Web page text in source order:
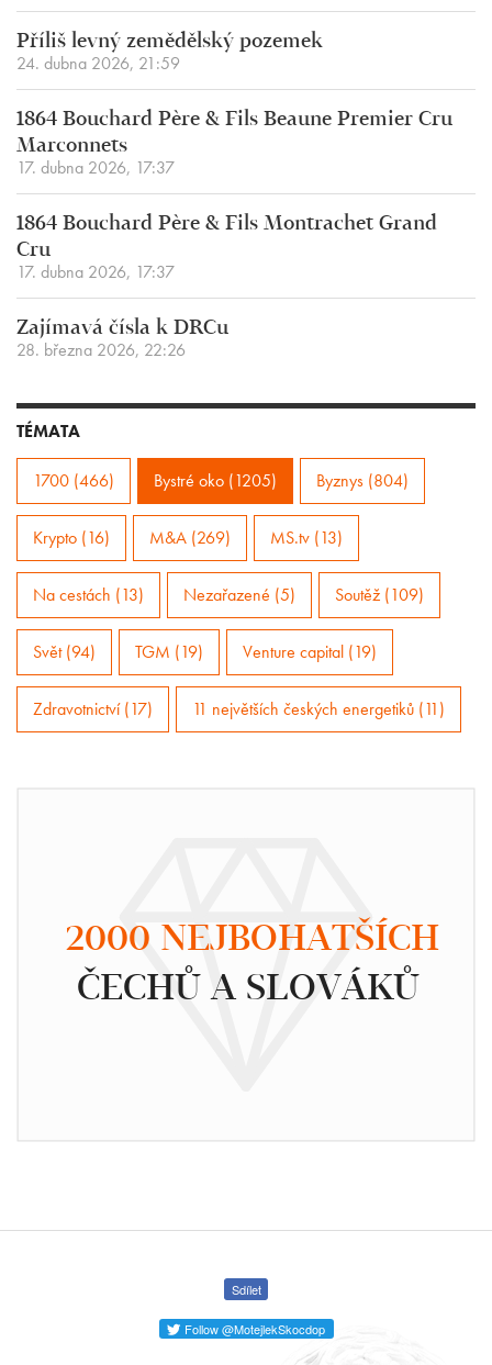
Příliš levný zemědělský pozemek
24. dubna 2026, 21:59
1864 Bouchard Père & Fils Beaune Premier Cru
Marconnets
17. dubna 2026, 17:37
1864 Bouchard Père & Fils Montrachet Grand
Cru
17. dubna 2026, 17:37
Zajímavá čísla k DRCu
28. března 2026, 22:26
TÉMATA
1700 (466) Bystré oko (1205) Byznys (804)
Krypto (16) M&A (269) MS.tv (13)
Na cestách (13) Nezařazené (5) Soutěž (109)
Svět (94) TGM (19) Venture capital (19)
Zdravotnictví (17) 11 největších českých energetiků (11)
2000 NEJBOHATŠÍCH
ČECHŮ A SLOVÁKŮ
Sdílet
Follow @MotejlekSkocdop